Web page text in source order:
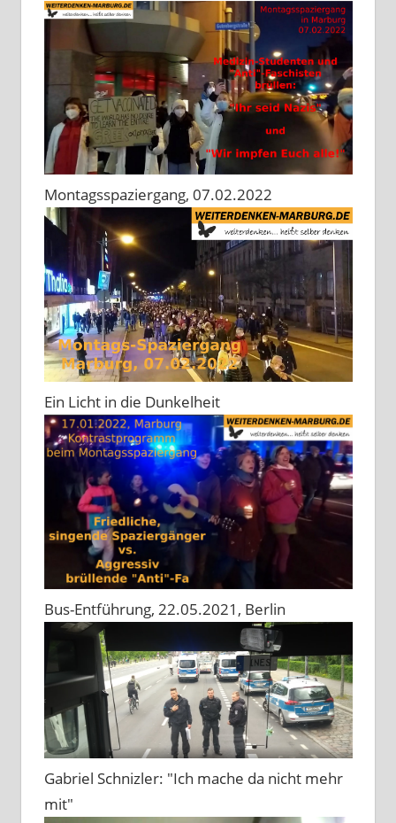
Montagsspaziergang, 07.02.2022
Ein Licht in die Dunkelheit
Bus-Entführung, 22.05.2021, Berlin
Gabriel Schnizler: "Ich mache da nicht mehr
mit"